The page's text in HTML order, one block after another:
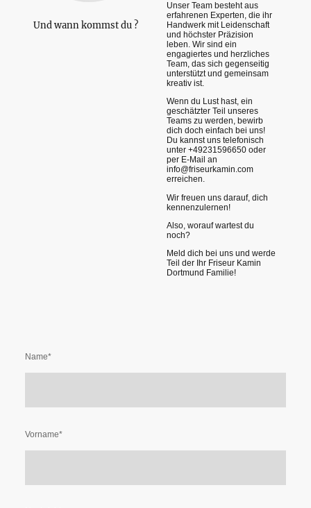
Und wann kommst du ?
Unser Team besteht aus
erfahrenen Experten, die ihr
Handwerk mit Leidenschaft
und höchster Präzision
leben. Wir sind ein
engagiertes und herzliches
Team, das sich gegenseitig
unterstützt und gemeinsam
kreativ ist.
Wenn du Lust hast, ein
geschätzter Teil unseres
Teams zu werden, bewirb
dich doch einfach bei uns!
Du kannst uns telefonisch
unter +49231596650 oder
per E-Mail an
info@friseurkamin.com
erreichen.
Wir freuen uns darauf, dich
kennenzulernen!
Also, worauf wartest du
noch?
Meld dich bei uns und werde
Teil der Ihr Friseur Kamin
Dortmund Familie!
Name*
Vorname*